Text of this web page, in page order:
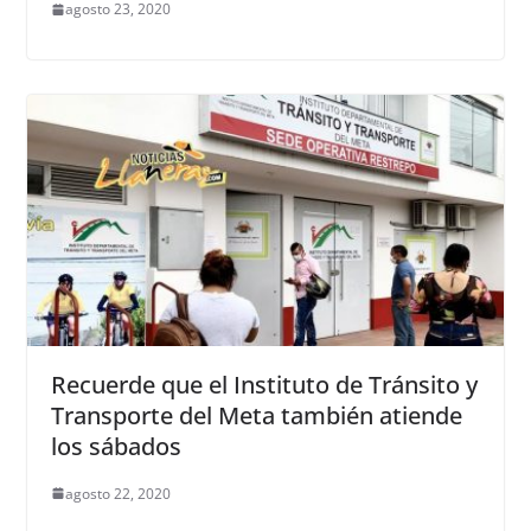
agosto 23, 2020
Recuerde que el Instituto de Tránsito y
Transporte del Meta también atiende
los sábados
agosto 22, 2020